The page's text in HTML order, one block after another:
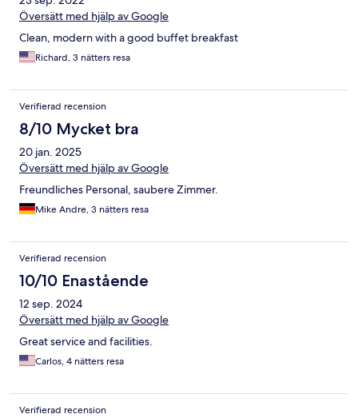
Översätt med hjälp av Google
Clean, modern with a good buffet breakfast
Richard, 3 nätters resa
Verifierad recension
8/10 Mycket bra
20 jan. 2025
Översätt med hjälp av Google
Freundliches Personal, saubere Zimmer.
Mike Andre, 3 nätters resa
Verifierad recension
10/10 Enastående
12 sep. 2024
Översätt med hjälp av Google
Great service and facilities.
Carlos, 4 nätters resa
Verifierad recension